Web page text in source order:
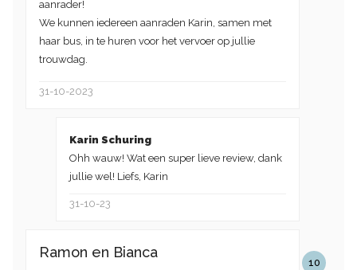
aanrader!
We kunnen iedereen aanraden Karin, samen met
haar bus, in te huren voor het vervoer op jullie
trouwdag.
31-10-2023
Karin Schuring
Ohh wauw! Wat een super lieve review, dank
jullie wel! Liefs, Karin
31-10-23
10
Ramon en Bianca